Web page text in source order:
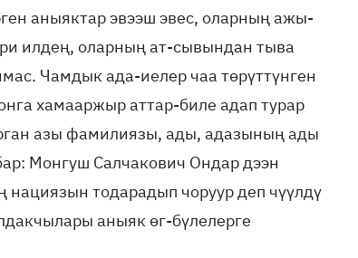
аныяктар эвээш эвес, оларның ажы-
илдең, оларның ат-сывындан тыва
Чамдык ада-иелер чаа төрүттүнген
хамааржыр аттар-биле адап турар
азы фамилиязы, ады, адазының ады
Монгуш Салчакович Ондар дээн
тодарадып чоруур деп чүүлдү
аныяк өг-бүлелерге